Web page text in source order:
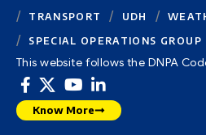
TRANSPORT
UDH
SPECIAL OPERATIONS GROUP
This website follows the DNPA
Know More